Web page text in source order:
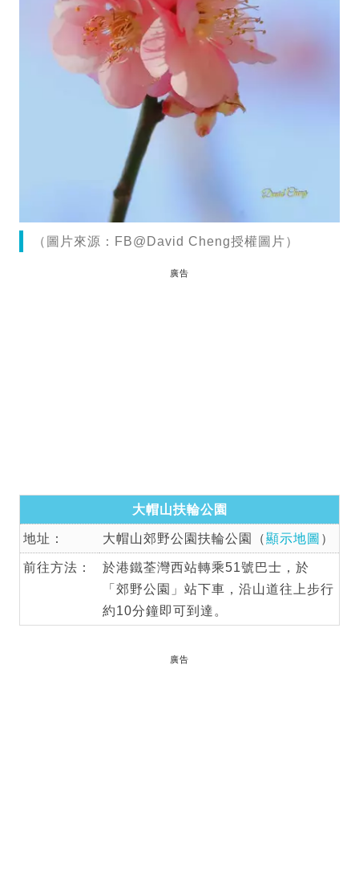
（圖片來源：FB@David Cheng授權圖片）
廣告
大帽山扶輪公園
地址： 大帽山郊野公園扶輪公園（顯示地圖 ）
前往方法：
於港鐵荃灣西站轉乘51號巴士，於
「郊野公園」站下車，沿山道往上步行
約10分鐘即可到達。
廣告